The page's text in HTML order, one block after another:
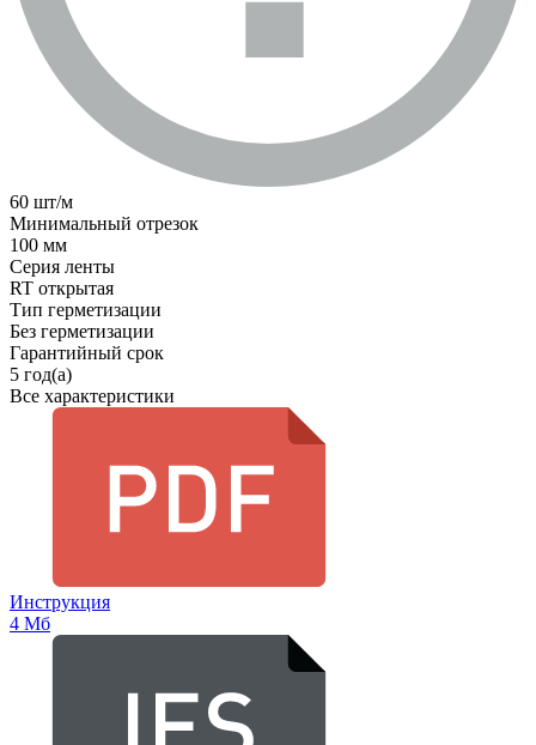
60 шт/м
Минимальный отрезок
100 мм
Серия ленты
RT открытая
Тип герметизации
Без герметизации
Гарантийный срок
5 год(а)
Все характеристики
Инструкция
4 Мб